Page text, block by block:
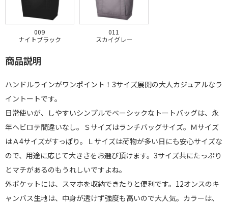
009
ナイトブラック
011
スカイグレー
商品説明
ハンドルラインがワンポイント！3サイズ展開の大人カジュアルなラ
イントートです。
日常使いが、しやすいシンプルでベーシックなトートバッグは、永
年ヘビロテ間違いなし。Ｓサイズはランチバッグサイズ。Ｍサイズ
はＡ4サイズがすっぽり。Ｌサイズは荷物が多い日にも安心サイズな
ので、用途に応じて大きさをお選び頂けます。3サイズ共にたっぷり
とマチがあるのもうれしいですよね。
外ポケットには、スマホを収納できたりと便利です。12オンスのキ
ャンバス生地は、中身が透けず強度も高いので大人気。カラーは、